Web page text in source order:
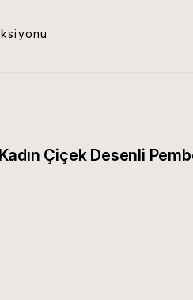
Çiçek Desenli